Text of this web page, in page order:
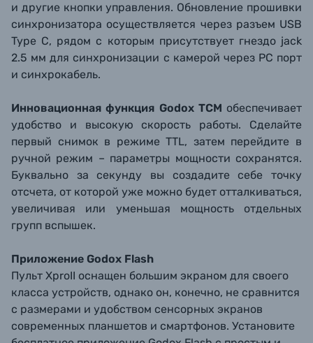
и другие кнопки управления. Обновление прошивки
синхронизатора осуществляется через разъем USB
Type С, рядом с которым присутствует гнездо jack
2.5 мм для синхронизации с камерой через PC порт
и синхрокабель.
Инновационная функция Godox TCM обеспечивает
удобство и высокую скорость работы. Сделайте
первый снимок в режиме TTL, затем перейдите в
ручной режим – параметры мощности сохранятся.
Буквально за секунду вы создадите себе точку
отсчета, от которой уже можно будет отталкиваться,
увеличивая или уменьшая мощность отдельных
групп вспышек.
Приложение Godox Flash
Пульт XproII оснащен большим экраном для своего
класса устройств, однако он, конечно, не сравнится
с размерами и удобством сенсорных экранов
современных планшетов и смартфонов. Установите